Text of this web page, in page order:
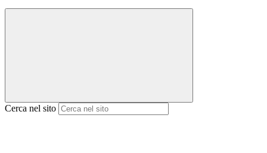
Cerca nel sito